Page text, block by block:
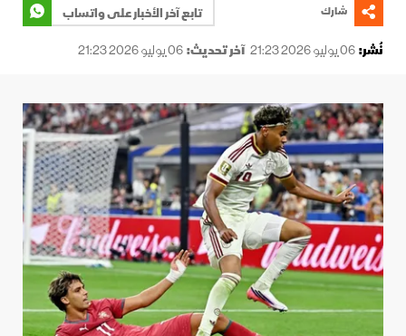
شارك
تابع آخر الأخبار على واتساب
نُشر:06 يوليو 2026 21:23 آخر تحديث:06 يوليو 2026 21:23